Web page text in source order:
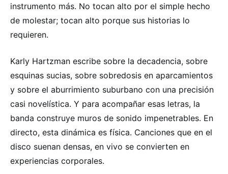
instrumento más. No tocan alto por el simple hecho
de molestar; tocan alto porque sus historias lo
requieren.
Karly Hartzman escribe sobre la decadencia, sobre
esquinas sucias, sobre sobredosis en aparcamientos
y sobre el aburrimiento suburbano con una precisión
casi novelística. Y para acompañar esas letras, la
banda construye muros de sonido impenetrables. En
directo, esta dinámica es física. Canciones que en el
disco suenan densas, en vivo se convierten en
experiencias corporales.